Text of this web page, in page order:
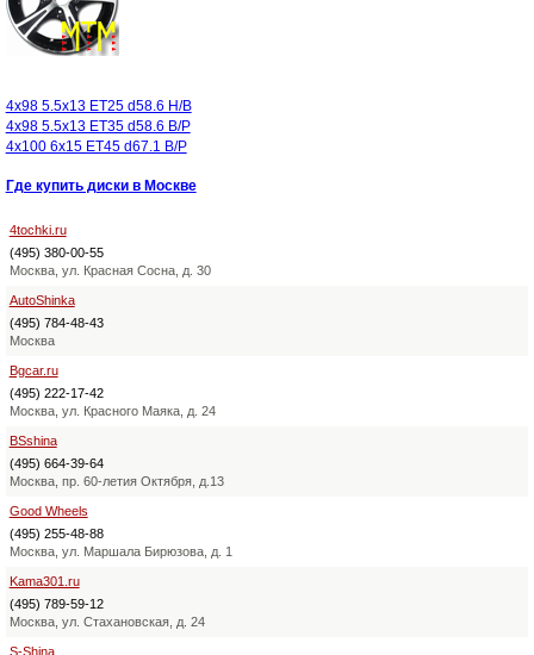
4x98 5.5x13 ET25 d58.6 H/B
4x98 5.5x13 ET35 d58.6 B/P
4x100 6x15 ET45 d67.1 B/P
Где купить диски в Москве
4tochki.ru
(495) 380-00-55
Москва, ул. Красная Сосна, д. 30
AutoShinka
(495) 784-48-43
Москва
Bgcar.ru
(495) 222-17-42
Москва, ул. Красного Маяка, д. 24
BSshina
(495) 664-39-64
Москва, пр. 60-летия Октября, д.13
Good Wheels
(495) 255-48-88
Москва, ул. Маршала Бирюзова, д. 1
Kama301.ru
(495) 789-59-12
Москва, ул. Стахановская, д. 24
S-Shina